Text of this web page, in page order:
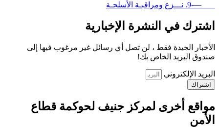
—-9. نـــزع ومراقبـة الأسلحـة
اشترك في النشرة الإخبارية
الأخبار الجيدة فقط ، لن تصل أي رسائل غير مرغوب فيها إلى
صندوق البريد الخاص بك!
البريد الإلكتروني
اشتراك
مواقع أخرى لمركز جنيف لحوكمة قطاع
الأمن